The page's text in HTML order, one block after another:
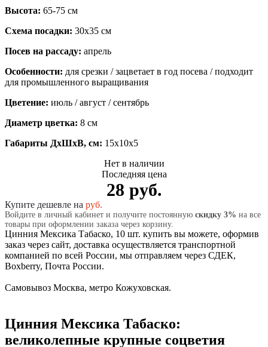
Высота: 65-75 см
Схема посадки: 30х35 см
Посев на рассаду: апрель
Особенности: для срезки / зацветает в год посева / подходит
для промышленного выращивания
Цветение: июль / август / сентябрь
Диаметр цветка: 8 см
Габариты ДхШхВ, см: 15x10x5
Нет в наличии
Последняя цена
28 руб.
Купите дешевле на руб.
Войдите в личный кабинет и получите постоянную скидку 3% на все
товары при оформлении заказа через корзину.
Цинния Мексика Табаско, 10 шт. купить вы можете, оформив
заказ через сайт, доставка осуществляется транспортной
компанией по всей России, мы отправляем через СДЕК,
Boxberry, Почта России.
Самовывоз Москва, метро Кожуховская.
Цинния Мексика Табаско:
великолепные крупные соцветия